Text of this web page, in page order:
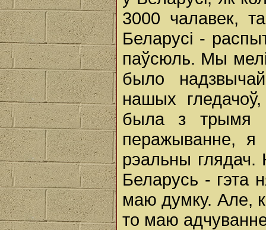
3000 чалавек,
Беларусі -
паўсюль. Мы мелі
было
нашых
была з трымя
перажыванне,
рэальны глядач.
Беларусь - гэта
маю думку. Але,
то маю